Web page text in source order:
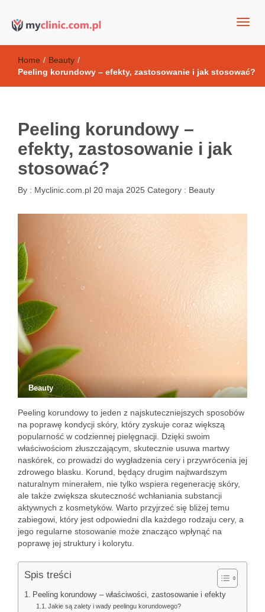
Kosmetyki antyoksydacyjne
Home / Beauty /
Peeling korundowy – efekty, zastosowanie i jak stosować?
Peeling korundowy –
efekty, zastosowanie i jak
stosować?
By : Myclinic.com.pl 20 maja 2025 Category : Beauty
Beauty
Peeling korundowy to jeden z najskuteczniejszych sposobów
na poprawę kondycji skóry, który zyskuje coraz większą
popularność w codziennej pielęgnacji. Dzięki swoim
właściwościom złuszczającym, skutecznie usuwa martwy
naskórek, co prowadzi do wygładzenia cery i przywrócenia jej
zdrowego blasku. Korund, będący drugim najtwardszym
naturalnym minerałem, nie tylko wspiera regenerację skóry,
ale także zwiększa skuteczność wchłaniania substancji
aktywnych z kosmetyków. Warto przyjrzeć się bliżej temu
zabiegowi, który jest odpowiedni dla każdego rodzaju cery, a
jego regularne stosowanie może znacząco wpłynąć na
poprawę jej struktury i kolorytu.
Spis treści
Peeling korundowy – właściwości, zastosowanie i efekty
Jakie są zalety i wady peelingu korundowego?